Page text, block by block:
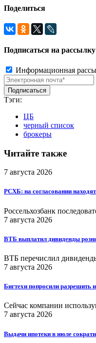
Поделиться
Подписаться на
Информационная
Тэги:
ЦБ
черный список
брокеры
Читайте также
7 августа 2026
РСХБ: на согласовании
Россельхозбанк
7 августа 2026
ВТБ выплатил дивиденды
ВТБ перечислил
7 августа 2026
Бигтехи попросили разрешить
Сейчас компании
7 августа 2026
Выдачи ипотеки в июле